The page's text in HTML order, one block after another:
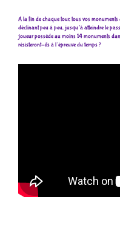
A la fin de chaque tour, tous vos
déclinant peu à peu, jusqu’à atteindre le
joueur possède au moins 14 monuments
résisteront-ils à l’épreuve du temps ?